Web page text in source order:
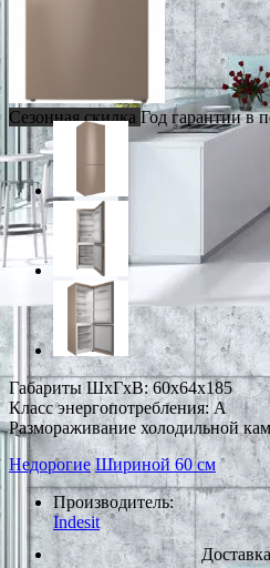
Сезонная скидка Год гарантии в
Габариты ШxГxВ: 60x64x185
Класс энергопотребления: A
Размораживание холодильной
Недорогие Шириной 60 см
Производитель:
Indesit